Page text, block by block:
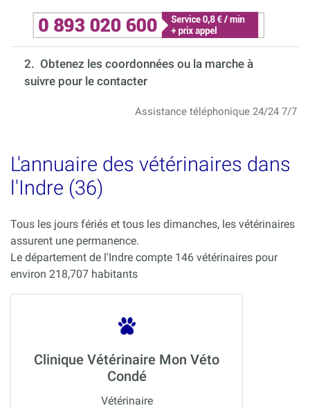
2. Obtenez les coordonnées ou la marche à
suivre pour le contacter
Assistance téléphonique 24/24 7/7
L'annuaire des vétérinaires dans
l'Indre (36)
Tous les jours fériés et tous les dimanches, les vétérinaires
assurent une permanence.
Le département de l'Indre compte 146 vétérinaires pour
environ 218,707 habitants
Clinique Vétérinaire Mon Véto
Condé
Vétérinaire